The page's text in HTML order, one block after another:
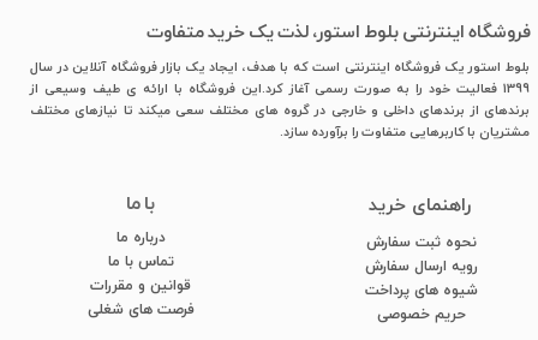
فروشگاه اینترنتی بلوط استور، لذت یک خرید متفاوت
بلوط استور یک فروشگاه اینترنتی است که با هدف، ایجاد یک بازار فروشگاه آنلاین در سال
1399 فعالیت خود را به صورت رسمی آغاز کرد.این فروشگاه با ارائه ی طیف وسیعی از
برندهای از برندهای داخلی و خارجی در گروه های مختلف سعی میکند تا نیازهای مختلف
مشتریان با کاربرهایی متفاوت را برآورده سازد.
با ما
درباره ما
تماس با ما
قوانین و مقررات
فرصت های شغلی
​راهنمای خرید
نحوه ثبت سفارش
رویه ارسال سفارش
شیوه های پرداخت
​​​​​​​حریم خصوصی